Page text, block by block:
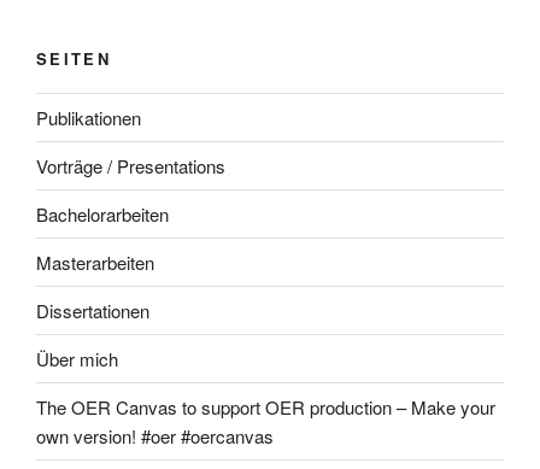
SEITEN
Publikationen
Vorträge / Presentations
Bachelorarbeiten
Masterarbeiten
Dissertationen
Über mich
The OER Canvas to support OER production – Make your
own version! #oer #oercanvas